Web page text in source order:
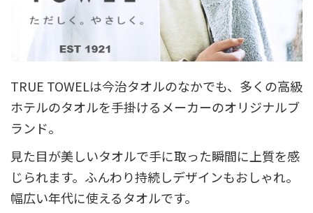
TRUE TOWELは今治タオルのなかでも、多くの高級
ホテルのタオルを手掛けるメーカーのオリジナルブ
ランド。
見た目が美しいタオルで手に取った瞬間に上質を感
じられます。ふんわり持続しデザインもおしゃれ。
幅広い年代に使えるタオルです。